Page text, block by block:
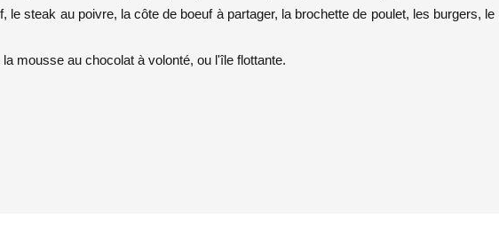
le steak au poivre, la côte de boeuf à partager, la brochette de poulet, les burgers, le
mousse au chocolat à volonté, ou l'île flottante.